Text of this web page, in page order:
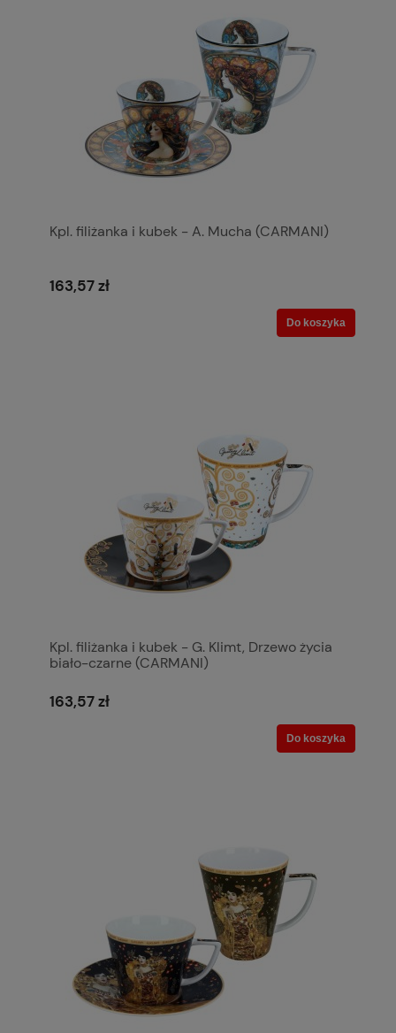
Kpl. filiżanka i kubek - A. Mucha (CARMANI)
163,57 zł
Do koszyka
Kpl. filiżanka i kubek - G. Klimt, Drzewo życia
biało-czarne (CARMANI)
163,57 zł
Do koszyka